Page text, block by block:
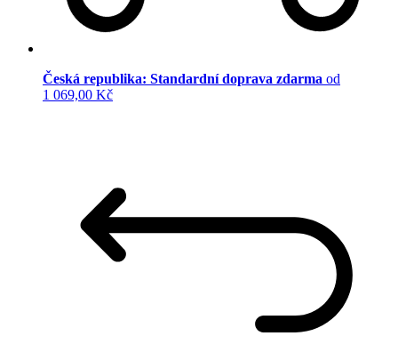
Česká republika: Standardní doprava zdarma od
1 069,00 Kč